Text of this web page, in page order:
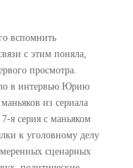
вспомнить
с этим поняла,
просмотра.
в интервью Юрию
из сериала
я серия с маньяком
к уголовному делу
сценарных